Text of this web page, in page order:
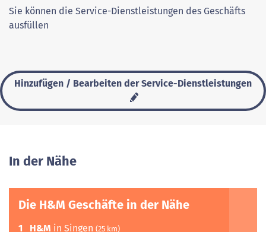
Sie können die Service-Dienstleistungen des Geschäfts
ausfüllen
Hinzufügen / Bearbeiten der Service-Dienstleistungen
In der Nähe
Die H&M Geschäfte in der Nähe
1 H&M in Singen (25 km)